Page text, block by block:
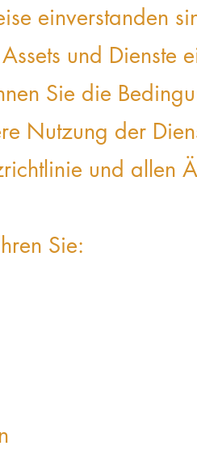
einverstanden
und Dienste
Sie die
Nutzung der
und allen
Sie: